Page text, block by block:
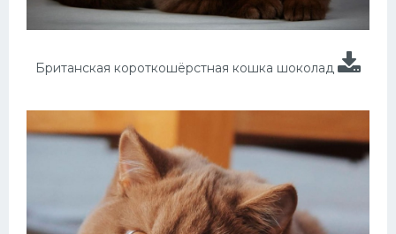
Британская короткошёрстная кошка шоколад